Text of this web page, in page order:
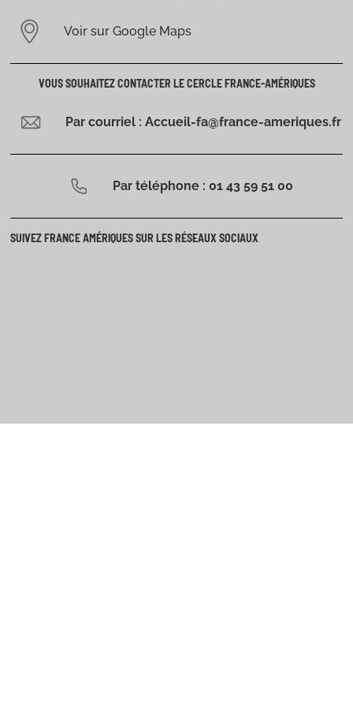
Voir sur Google Maps
VOUS SOUHAITEZ CONTACTER LE CERCLE FRANCE-AMÉRIQUES
Par courriel : Accueil-fa@france-ameriques.fr
Par téléphone : 01 43 59 51 00
SUIVEZ FRANCE AMÉRIQUES SUR LES RÉSEAUX SOCIAUX